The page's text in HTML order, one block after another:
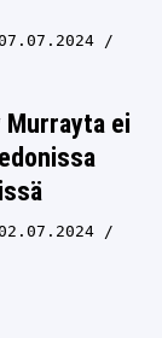
Murrayta ei